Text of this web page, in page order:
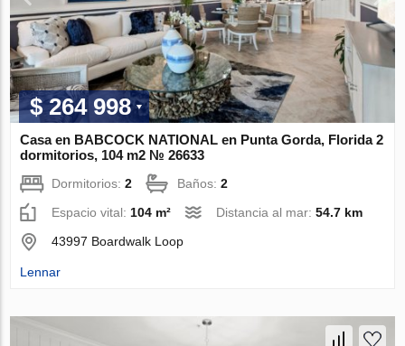
$ 264 998
Casa en BABCOCK NATIONAL en Punta Gorda, Florida 2
dormitorios, 104 m2 № 26633
Dormitorios:2 Baños:2
Espacio vital: 104 m² Distancia al mar:54.7 km
43997 Boardwalk Loop
Lennar